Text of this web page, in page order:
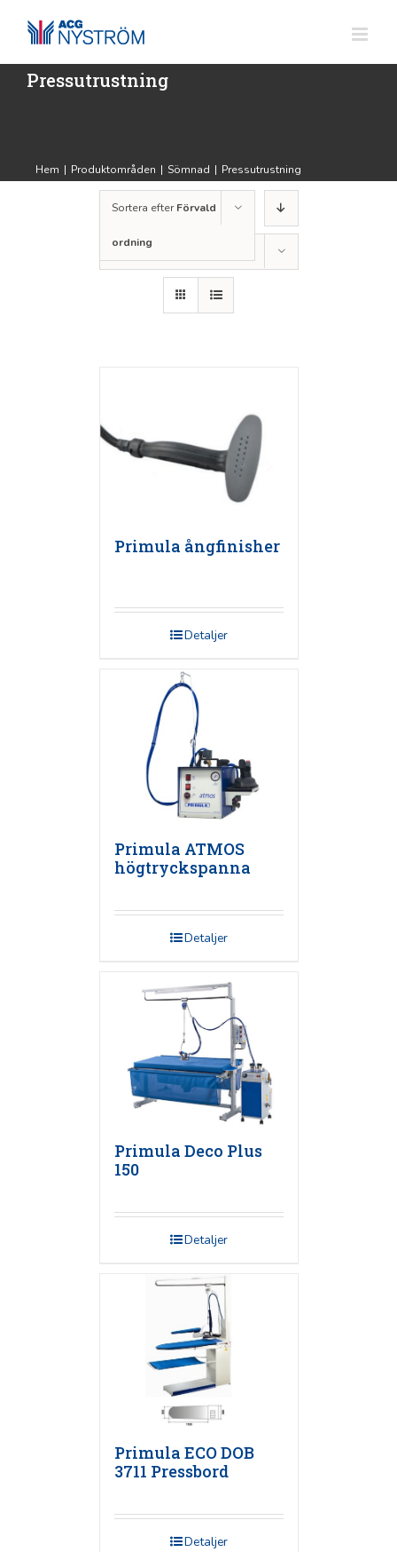
innehållet
Pressutrustning
Hem | Produktområden | Sömnad | Pressutrustning
Sortera efterFörvald
ordning
12 produkter
Primula ångfinisher
Detaljer
Primula ATMOS
högtryckspanna
Detaljer
Primula Deco Plus
150
Detaljer
Primula ECO DOB
3711 Pressbord
Detaljer